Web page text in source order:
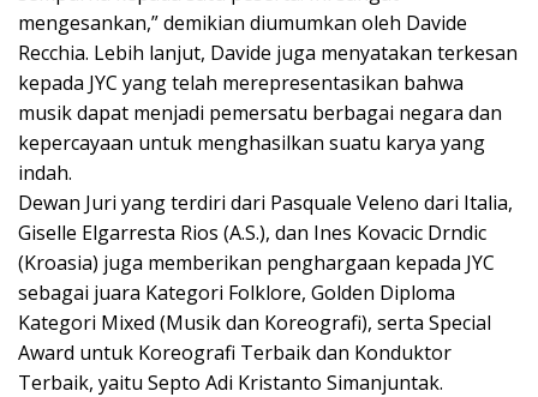
mengesankan,” demikian diumumkan oleh Davide
Recchia. Lebih lanjut, Davide juga menyatakan terkesan
kepada JYC yang telah merepresentasikan bahwa
musik dapat menjadi pemersatu berbagai negara dan
kepercayaan untuk menghasilkan suatu karya yang
indah.
Dewan Juri yang terdiri dari Pasquale Veleno dari Italia,
Giselle Elgarresta Rios (A.S.), dan Ines Kovacic Drndic
(Kroasia) juga memberikan penghargaan kepada JYC
sebagai juara Kategori Folklore, Golden Diploma
Kategori Mixed (Musik dan Koreografi), serta Special
Award untuk Koreografi Terbaik dan Konduktor
Terbaik, yaitu Septo Adi Kristanto Simanjuntak.